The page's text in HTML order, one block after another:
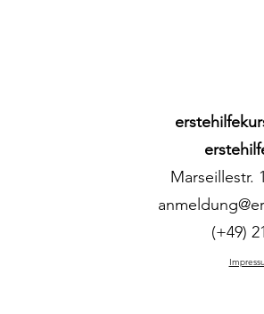
Marseillestr.
(+49)